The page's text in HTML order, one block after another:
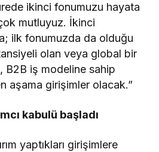
ikinci fonumuzu hayata
mutluyuz. İkinci
ilk fonumuzda da olduğu
olan veya global bir
B2B iş modeline sahip
aşama girişimler olacak.”
kabulü başladı
yaptıkları girişimlere